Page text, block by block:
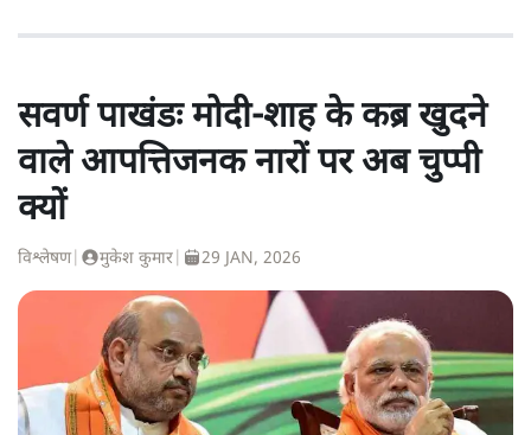
सवर्ण पाखंडः मोदी-शाह के कब्र खुदने
वाले आपत्तिजनक नारों पर अब चुप्पी
क्यों
विश्लेषण| मुकेश कुमार 29 JAN, 2026